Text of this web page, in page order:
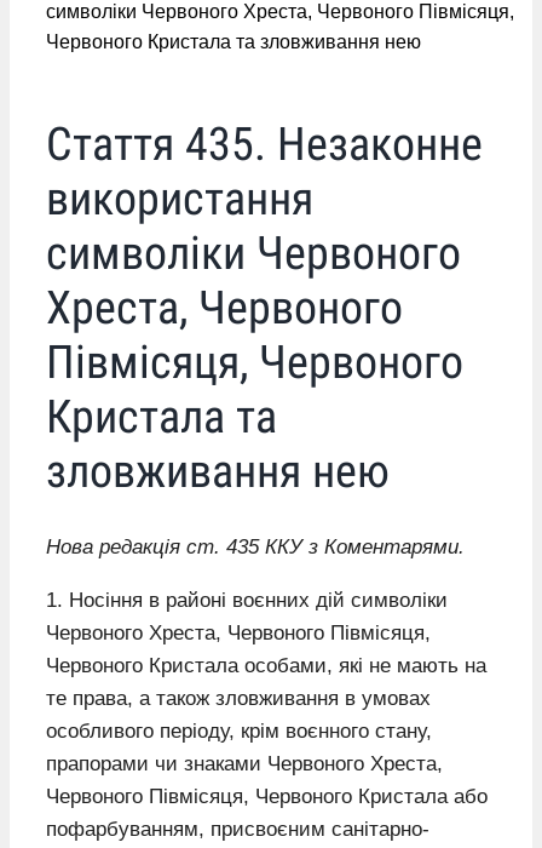
символіки Червоного Хреста, Червоного Півмісяця,
Червоного Кристала та зловживання нею
Стаття 435. Незаконне
використання
символіки Червоного
Хреста, Червоного
Півмісяця, Червоного
Кристала та
зловживання нею
Нова редакція ст. 435 ККУ з Коментарями.
1. Носіння в районі воєнних дій символіки
Червоного Хреста, Червоного Півмісяця,
Червоного Кристала особами, які не мають на
те права, а також зловживання в умовах
особливого періоду, крім воєнного стану,
прапорами чи знаками Червоного Хреста,
Червоного Півмісяця, Червоного Кристала або
пофарбуванням, присвоєним санітарно-